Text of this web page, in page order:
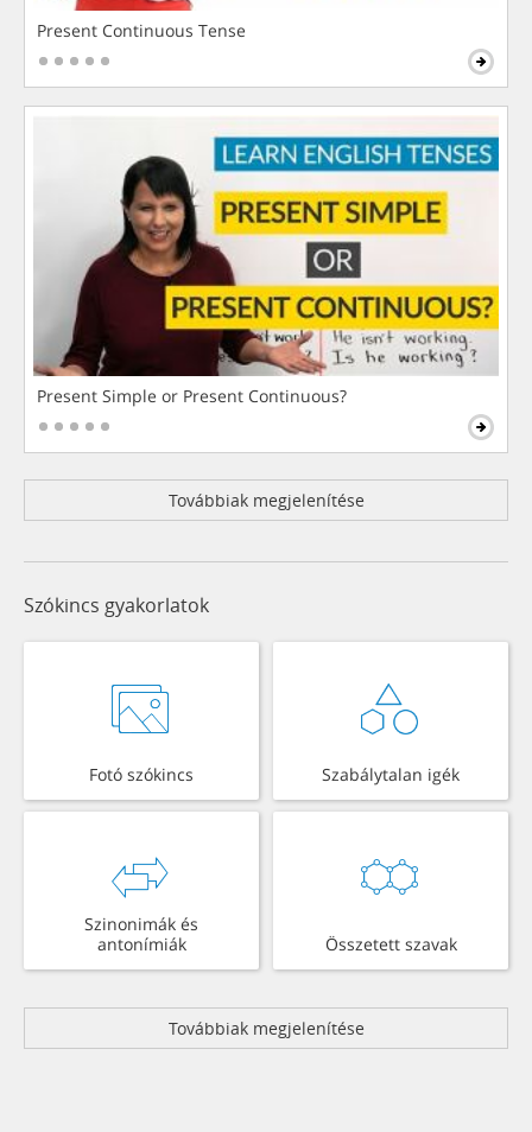
Present Continuous Tense
Present Simple or Present Continuous?
Továbbiak megjelenítése
Szókincs gyakorlatok
Fotó szókincs Szabálytalan igék
Szinonimák és
antonímiák
Összetett szavak
Továbbiak megjelenítése